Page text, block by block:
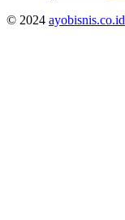
© 2024 ayobisnis.co.id